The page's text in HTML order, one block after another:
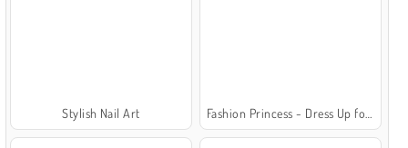
Stylish Nail Art